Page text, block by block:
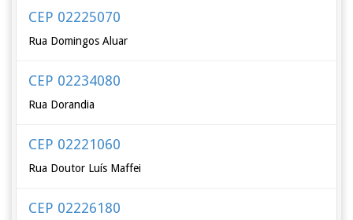
CEP 02225070
Rua Domingos Aluar
CEP 02234080
Rua Dorandia
CEP 02221060
Rua Doutor Luís Maffei
CEP 02226180